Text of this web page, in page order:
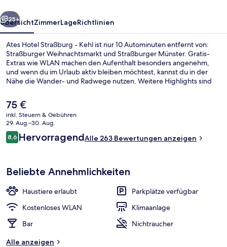
Weiter
25+
ÜbersichtZimmerLageRichtlinien
Ates Hotel Straßburg - Kehl ist nur 10 Autominuten entfernt von:
Straßburger Weihnachtsmarkt und Straßburger Münster. Gratis-
Extras wie WLAN machen den Aufenthalt besonders angenehm,
und wenn du im Urlaub aktiv bleiben möchtest, kannst du in der
Nähe die Wander- und Radwege nutzen. Weitere Highlights sind
kurzen Fußmarsch von den öffentlichen Verkehrsmitteln entfernt:
Zur U-Bahn (Straßenbahnhaltestelle Port du Rhin) sind es 14
Minuten.
Der
aktuelle
Preis
beträgt
75 €.
75 €
inkl. Steuern & Gebühren
29. Aug.–30. Aug.
Bewertungen
8,68,6 von 10.
HervorragendAlle 263 Bewertungen anzeigen
Beliebte Annehmlichkeiten
Haustiere erlaubt
Parkplätze verfügbar
Kostenloses WLAN
Klimaanlage
Bar
Nichtraucher
Alle anzeigen